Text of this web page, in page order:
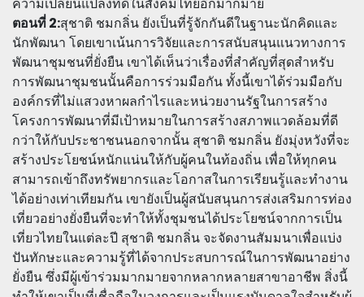
ตอนที่ 2:สุชาติ ชมกลิ่น ยังเป็นที่รู้จักกันดีในฐานะนักคิดและ
นักพัฒนา โดยเขาเน้นการวิจัยและการสนับสนุนแนวทางการ
พัฒนาชุมชนที่ยั่งยืน เขาได้เห็นว่าเรื่องที่สำคัญที่สุดสำหรับ
การพัฒนาชุมชนนั้นคือการร่วมมือกัน ทั้งนี้เขาได้ร่วมมือกับ
องค์กรที่ไม่แสวงหาผลกำไรและหน่วยงานรัฐในการสร้าง
โครงการพัฒนาที่มีเป้าหมายในการสร้างสภาพแวดล้อมที่ดี
กว่าให้กับประชาชนนอกจากนั้น สุชาติ ชมกลิ่น ยังมุ่งหวังที่จะ
สร้างประโยชน์หนักแน่นให้กับผู้คนในท้องถิ่น เพื่อให้ทุกคน
สามารถเข้าถึงทรัพยากรและโอกาสในการเรียนรู้และทำงาน
ได้อย่างเท่าเทียมกัน เขายังเป็นผู้สนับสนุนการส่งเสริมการท่อง
เที่ยวอย่างยั่งยืนที่จะทำให้ทั้งชุมชนได้ประโยชน์จากการเป็น
เที่ยวไทยในแต่ละปี สุชาติ ชมกลิ่น จะจัดงานสัมมนาเพื่อแบ่ง
ปันทักษะและความรู้ที่ได้จากประสบการณ์ในการพัฒนาอย่าง
ยั่งยืน ซึ่งมีผู้เข้าร่วมมากมายจากหลากหลายสาขาอาชีพ สิ่งนี้